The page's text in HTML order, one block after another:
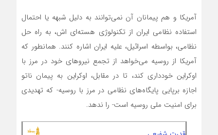
آمریکا و هم پیمانان آن نمی‌توانند به دلیل شبهه یا احتمال
استفاده نظامی ایران از تکنولوژی هسته‌ای اش، به راه حل
نظامی، بواسطه اسرائیل، علیه ایران اشاره کنند. همانطور که
آمریکا از روسیه می‌خواهد از تجمع نیرو‌های خود در مرز با
اوکراین خودداری کند، تا در مقابل، اوکراین به پیمان ناتو
اجازه برپایی پایگاه‌های نظامی در مرز با روسیه- که تهدیدی
برای امنیت ملی روسیه است- را ندهد.